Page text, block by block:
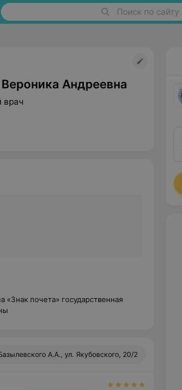
Поиск по сайту
Андреевна
врач
«Знак почета» государственная
А.А., ул. Якубовского, 20/2